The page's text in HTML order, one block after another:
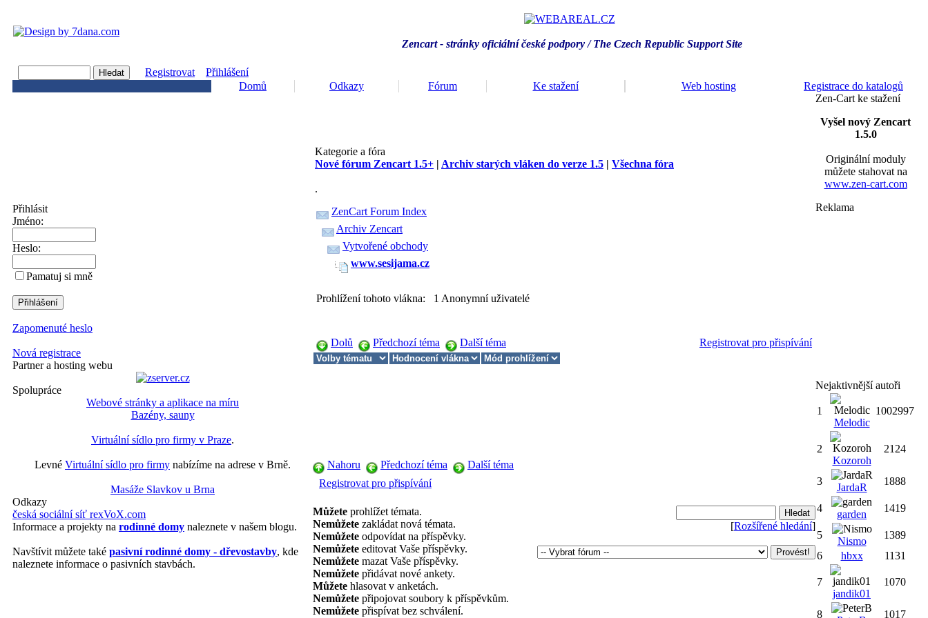
Zencart - stránky oficiální české podpory / The Czech Republic Support Site
Registrovat
Přihlášení
Domů
Odkazy Fórum Ke stažení Web hosting Registrace do katalogů
Přihlásit
Jméno:
Heslo:
Pamatuj si mně
Zapomenuté heslo
Nová registrace
Partner a hosting webu
Spolupráce
Webové stránky a aplikace na míru
Bazény, sauny
Virtuální sídlo pro firmy v Praze.
Levné Virtuální sídlo pro firmy nabízíme na adrese v Brně.
Masáže Slavkov u Brna
Odkazy
česká sociální síť rexVoX.com
Informace a projekty na rodinné domy naleznete v našem blogu.
Navštívit můžete také pasivní rodinné domy - dřevostavby, kde
naleznete informace o pasivních stavbách.
Kategorie a fóra
Nové fórum Zencart 1.5+ | Archiv starých vláken do verze 1.5 | Všechna fóra
.
ZenCart Forum Index
Archiv Zencart
Vytvořené obchody
www.sesijama.cz
Prohlížení tohoto vlákna: 1 Anonymní uživatelé
Dolů Předchozí téma Další téma Registrovat pro přispívání
Nahoru Předchozí téma
Další téma
Registrovat pro přispívání
Můžete prohlížet témata.
Nemůžete zakládat nová témata.
Nemůžete odpovídat na příspěvky.
Nemůžete editovat Vaše příspěvky.
Nemůžete mazat Vaše příspěvky.
Nemůžete přidávat nové ankety.
Můžete hlasovat v anketách.
Nemůžete připojovat soubory k příspěvkům.
Nemůžete přispívat bez schválení.
[Rozšířené hledání]
Zen-Cart ke stažení
Vyšel nový Zencart
1.5.0
Originální moduly
můžete stahovat na
www.zen-cart.com
Reklama
Nejaktivnější autoři
1
Melodic
1002997
2
Kozoroh
2124
3
JardaR
1888
4
garden
1419
5
Nismo
1389
6
hbxx 1131
7
jandik01
1070
8 1017